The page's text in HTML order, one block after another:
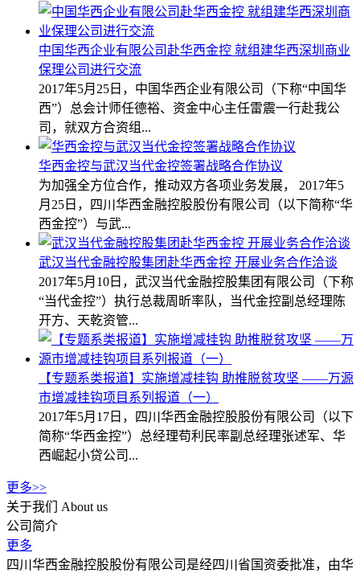
中国华西企业有限公司赴华西金控 就组建华西深圳商业
保理公司进行交流
2017年5月25日，中国华西企业有限公司（下称“中国华
西”）总会计师任德裕、资金中心主任雷震一行赴我公
司，就双方合资组...
华西金控与武汉当代金控签署战略合作协议
为加强全方位合作，推动双方各项业务发展， 2017年5
月25日，四川华西金融控股股份有限公司（以下简称“华
西金控”）与武...
武汉当代金融控股集团赴华西金控 开展业务合作洽谈
2017年5月10日，武汉当代金融控股集团有限公司（下称
“当代金控”）执行总裁周昕率队，当代金控副总经理陈
开方、天乾资管...
【专题系类报道】实施增减挂钩 助推脱贫攻坚 ——万源
市增减挂钩项目系列报道（一）
2017年5月17日，四川华西金融控股股份有限公司（以下
简称“华西金控”）总经理苟利民率副总经理张述军、华
西崛起小贷公司...
更多>>
关于我们
About us
公司简介
更多
四川华西金融控股股份有限公司是经四川省国资委批准，由华